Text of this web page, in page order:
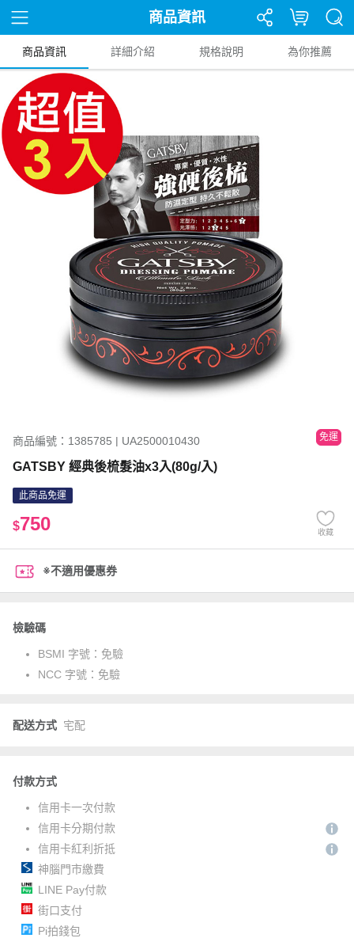
商品資訊
商品資訊 詳細介紹 規格說明 為你推薦
商品編號：1385785 | UA2500010430 免運
GATSBY 經典後梳髮油x3入(80g/入)
此商品免運
$750 收藏
※不適用優惠券
檢驗碼
BSMI 字號： 免驗
NCC 字號： 免驗
配送方式 宅配
付款方式
信用卡一次付款
信用卡分期付款
信用卡紅利折抵
神腦門市繳費
LINE Pay付款
街口支付
Pi拍錢包